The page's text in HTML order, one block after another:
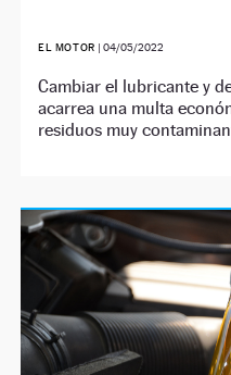
EL MOTOR | 04/05/2022
Cambiar el lubricante y
acarrea una multa
residuos muy